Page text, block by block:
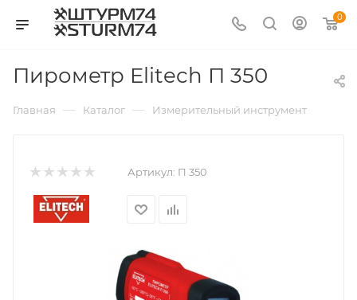
0
Пирометр Elitech П 350
Главная — Каталог — Измерительный инструмент
Артикул: П 350